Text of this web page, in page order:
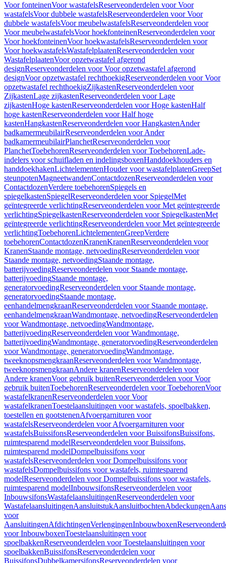
Voor fonteinenVoor wastafelsReserveonderdelen voor Voor
wastafelsVoor dubbele wastafelsReserveonderdelen voor Voor
dubbele wastafelsVoor meubelwastafelsReserveonderdelen voor
Voor meubelwastafelsVoor hoekfonteinenReserveonderdelen voor
Voor hoekfonteinenVoor hoekwastafelsReserveonderdelen voor
Voor hoekwastafelsWastafelplaatenReserveonderdelen voor
WastafelplaatenVoor opzetwastafel afgerond
designReserveonderdelen voor Voor opzetwastafel afgerond
designVoor opzetwastafel rechthoekigReserveonderdelen voor Voor
opzetwastafel rechthoekigZijkastenReserveonderdelen voor
ZijkastenLage zijkastenReserveonderdelen voor Lage
zijkastenHoge kastenReserveonderdelen voor Hoge kastenHalf
hoge kastenReserveonderdelen voor Half hoge
kastenHangkastenReserveonderdelen voor HangkastenAnder
badkamermeubilairReserveonderdelen voor Ander
badkamermeubilairPlanchetReserveonderdelen voor
PlanchetToebehorenReserveonderdelen voor ToebehorenLade-
indelers voor schuifladen en indelingsboxenHanddoekhouders en
handdoekhakenLichtelementenHouder voor wastafelplatenGreepSet
steunpotenMagneetwandenContactdozenReserveonderdelen voor
ContactdozenVerdere toebehorenSpiegels en
spiegelkastenSpiegelReserveonderdelen voor SpiegelMet
geïntegreerde verlichtingReserveonderdelen voor Met geïntegreerde
verlichtingSpiegelkastenReserveonderdelen voor SpiegelkastenMet
geïntegreerde verlichtingReserveonderdelen voor Met geïntegreerde
verlichtingToebehorenLichtelementenGreepVerdere
toebehorenContactdozenKranenKranenReserveonderdelen voor
KranenStaande montage, netvoedingReserveonderdelen voor
Staande montage, netvoedingStaande montage,
batterijvoedingReserveonderdelen voor Staande montage,
batterijvoedingStaande montage,
generatorvoedingReserveonderdelen voor Staande montage,
generatorvoedingStaande montage,
eenhandelmengkraanReserveonderdelen voor Staande montage,
eenhandelmengkraanWandmontage, netvoedingReserveonderdelen
voor Wandmontage, netvoedingWandmontage,
batterijvoedingReserveonderdelen voor Wandmontage,
batterijvoedingWandmontage, generatorvoedingReserveonderdelen
voor Wandmontage, generatorvoedingWandmontage,
tweeknopsmengkraanReserveonderdelen voor Wandmontage,
tweeknopsmengkraanAndere kranenReserveonderdelen voor
Andere kranenVoor gebruik buitenReserveonderdelen voor Voor
gebruik buitenToebehorenReserveonderdelen voor ToebehorenVoor
wastafelkranenReserveonderdelen voor Voor
wastafelkranenToestelaansluitingen voor wastafels, spoelbakken,
toestellen en gootstenenAfvoergarnituren voor
wastafelsReserveonderdelen voor Afvoergarnituren voor
wastafelsBuissifonsReserveonderdelen voor BuissifonsBuissifons,
ruimtesparend modelReserveonderdelen voor Buissifons,
ruimtesparend modelDompelbuissifons voor
wastafelsReserveonderdelen voor Dompelbuissifons voor
wastafelsDompelbuissifons voor wastafels, ruimtesparend
modelReserveonderdelen voor Dompelbuissifons voor wastafels,
ruimtesparend modelInbouwsifonsReserveonderdelen voor
InbouwsifonsWastafelaansluitingenReserveonderdelen voor
WastafelaansluitingenAansluitstukAansluitbochtenAbdeckungen
voor
AansluitingenAfdichtingenVerlengingenInbouwboxen
voor InbouwboxenToestelaansluitingen voor
spoelbakkenReserveonderdelen voor Toestelaansluitingen voor
spoelbakkenBuissifonsReserveonderdelen voor
BuissifonsDubbelkamersifonsReserveonderdelen voor